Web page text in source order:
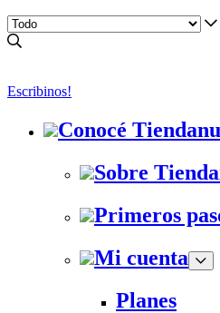
Escribinos!
Conocé
Sobre
Primeros
Mi cuenta
Planes